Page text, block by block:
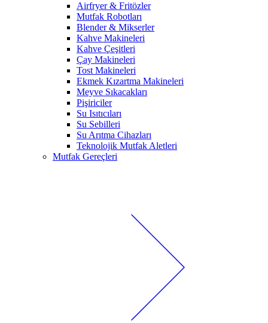
Airfryer & Fritözler
Mutfak Robotları
Blender & Mikserler
Kahve Makineleri
Kahve Çeşitleri
Çay Makineleri
Tost Makineleri
Ekmek Kızartma Makineleri
Meyve Sıkacakları
Pişiriciler
Su Isıtıcıları
Su Sebilleri
Su Arıtma Cihazları
Teknolojik Mutfak Aletleri
Mutfak Gereçleri